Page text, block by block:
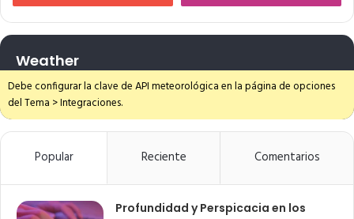
Weather
Debe configurar la clave de API meteorológica en la página de opciones
del Tema > Integraciones.
Popular Reciente Comentarios
Profundidad y Perspicacia en los